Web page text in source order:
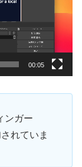
00:05
ンガー
れていま